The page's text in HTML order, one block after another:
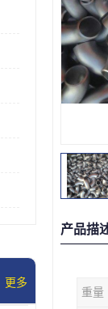
更多
产品描
重量